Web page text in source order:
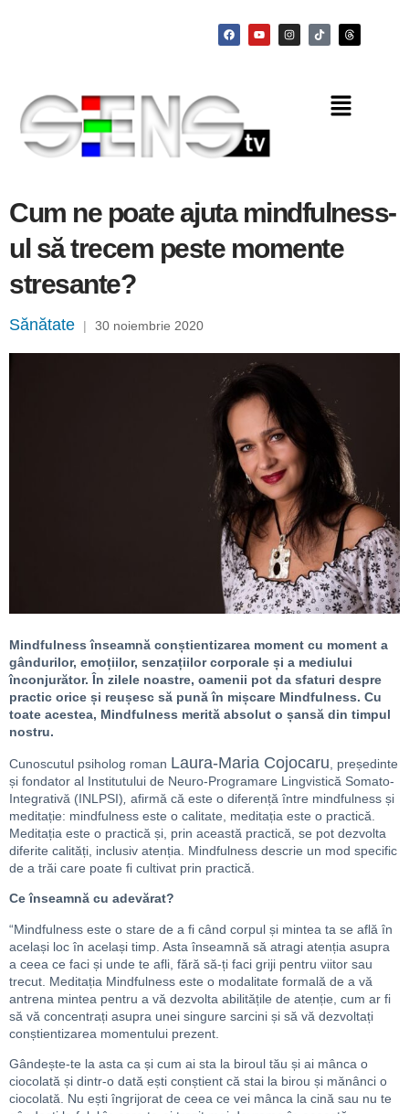
Cum ne poate ajuta mindfulness-
ul să trecem peste momente
stresante?
Sănătate | 30 noiembrie 2020
Mindfulness înseamnă conștientizarea moment cu moment a
gândurilor, emoțiilor, senzațiilor corporale și a mediului
înconjurător. În zilele noastre, oamenii pot da sfaturi despre
practic orice și reușesc să pună în mișcare Mindfulness. Cu
toate acestea, Mindfulness merită absolut o șansă din timpul
nostru.
Cunoscutul psiholog roman Laura-Maria Cojocaru , președinte
și fondator al Institutului de Neuro-Programare Lingvistică Somato-
Integrativă (INLPSI) afirmă că este o diferență între mindfulness și
meditație: mindfulness este o calitate, meditația este o practică.
Meditația este o practică și, prin această practică, se pot dezvolta
diferite calități, inclusiv atenția. Mindfulness descrie un mod specific
de a trăi care poate fi cultivat prin practică.
Ce înseamnă cu adevărat?
“Mindfulness este o stare de a fi când corpul și mintea ta se află în
același loc în același timp. Asta înseamnă să atragi atenția asupra
a ceea ce faci și unde te afli, fără să-ți faci griji pentru viitor sau
trecut. Meditația Mindfulness este o modalitate formală de a vă
antrena mintea pentru a vă dezvolta abilitățile de atenție, cum ar fi
să vă concentrați asupra unei singure sarcini și să vă dezvoltați
conștientizarea momentului prezent.
Gândește-te la asta ca și cum ai sta la biroul tău și ai mânca o
ciocolată și dintr-o dată ești conștient că stai la birou și mănânci o
ciocolată. Nu ești îngrijorat de ceea ce vei mânca la cină sau nu te